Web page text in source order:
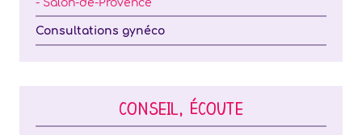
- Salon-de-Provence
Consultations gynéco
CONSEIL, ÉCOUTE